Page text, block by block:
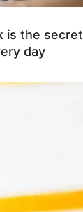
is the secret
day